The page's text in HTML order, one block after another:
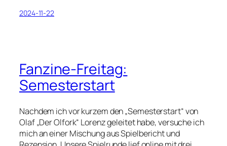
2024-11-22
Fanzine-Freitag:
Semesterstart
Nachdem ich vor kurzem den „Semesterstart“ von
Olaf „Der Olfork“ Lorenz geleitet habe, versuche ich
mich an einer Mischung aus Spielbericht und